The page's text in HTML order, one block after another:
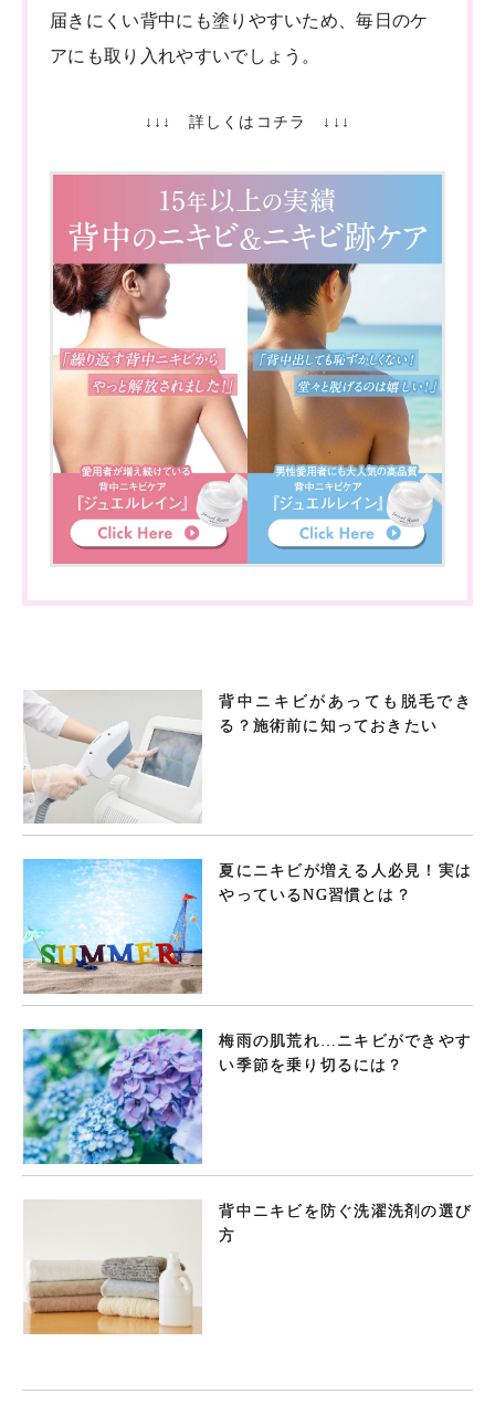
届きにくい背中にも塗りやすいため、毎日のケ
アにも取り入れやすいでしょう。
↓↓↓ 詳しくはコチラ ↓↓↓
背中ニキビがあっても脱毛でき
る？施術前に知っておきたい
夏にニキビが増える人必見！実は
やっているNG習慣とは？
梅雨の肌荒れ…ニキビができやす
い季節を乗り切るには？
背中ニキビを防ぐ洗濯洗剤の選び
方